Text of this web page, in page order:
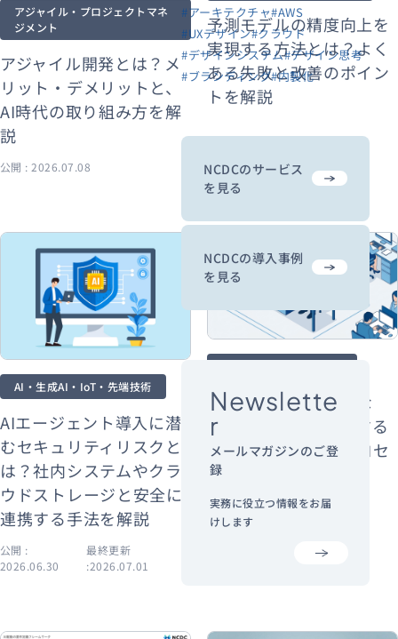
アジャイル・プロジェクトマネ
ジメント
アジャイル開発とは？メ
リット・デメリットと、
AI時代の取り組み方を解
説
公開 : 2026.07.08
予測モデルの精度向上を
実現する方法とは？よく
ある失敗と改善のポイン
トを解説
公開 : 2026.07.07
AI・生成AI・IoT・先端技術
AIエージェント導入に潜
むセキュリティリスクと
は？社内システムやクラ
ウドストレージと安全に
連携する手法を解説
公開 :
2026.06.30
最終更新
:2026.07.01
新規事業が思いつかな
い？アイデアを量産する
実践的手法と検証プロセ
スを紹介
最終更新
#アーキテクチャ#AWS
#UXデザイン#クラウド
#デザインシステム#デザイン思考
#ブランディング#内製化
NCDCのサービス
を見る
NCDCの導入事例
を見る
Newslette
r
メールマガジンのご登
録
実務に役立つ情報をお届
けします